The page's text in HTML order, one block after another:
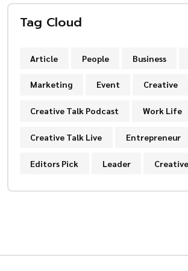
Tag Cloud
Article People Business
Marketing Event Creative
Creative Talk Podcast Work Life
Creative Talk Live Entrepreneur
Editors Pick Leader